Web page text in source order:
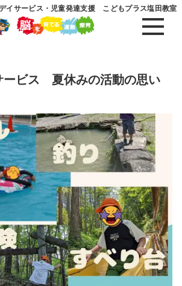
イサービス・児童発達支援 こどもプラス塩田教室
ービス 夏休みの活動の思い